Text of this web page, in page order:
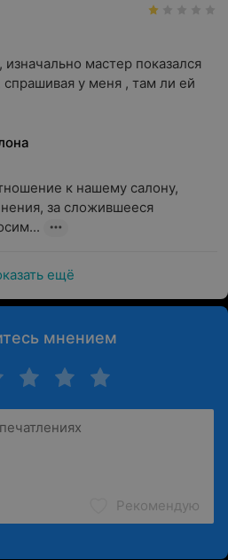
мастер показался
у меня , там ли ей
к нашему салону,
за сложившееся
ещё
мнением
Рекомендую